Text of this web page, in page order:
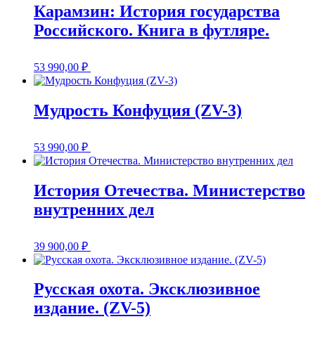
Карамзин: История государства
Российского. Книга в футляре.
53 990,00 ₽
Мудрость Конфуция (ZV-3)
53 990,00 ₽
История Отечества. Министерство
внутренних дел
39 900,00 ₽
Русская охота. Эксклюзивное
издание. (ZV-5)